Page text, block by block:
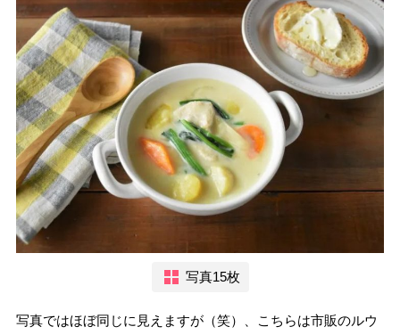
写真15枚
写真ではほぼ同じに見えますが（笑）、こちらは市販のルウ